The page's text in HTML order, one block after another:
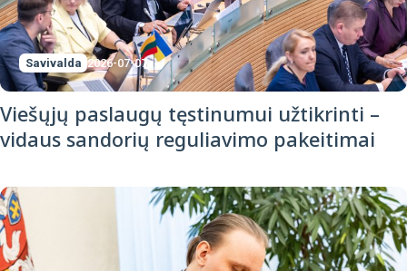
Savivalda 2026-07-07
Viešųjų paslaugų tęstinumui užtikrinti –
vidaus sandorių reguliavimo pakeitimai